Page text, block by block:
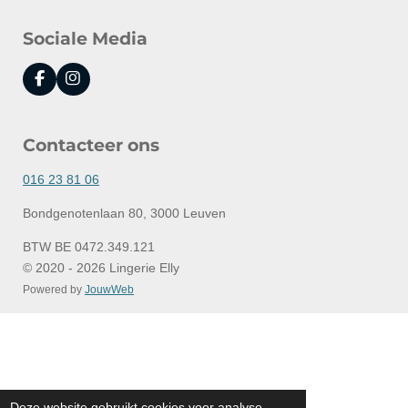
Sociale Media
F
a
b
o
k
I
n
a
r
a
Contacteer ons
016 23 81 06
Bondgenotenlaan 80, 3000 Leuven
BTW BE 0472.349.121
© 2020 - 2026 Lingerie Elly
Powered by JouwWeb